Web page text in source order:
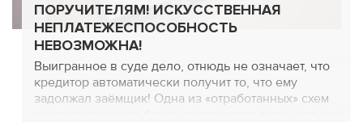
ПОРУЧИТЕЛЯМ! ИСКУССТВЕННАЯ
НЕПЛАТЕЖЕСПОСОБНОСТЬ
НЕВОЗМОЖНА!
Выигранное в суде дело, отнюдь не означает, что
кредитор автоматически получит то, что ему
задолжал заёмщик! Одна из «отработанных» схем